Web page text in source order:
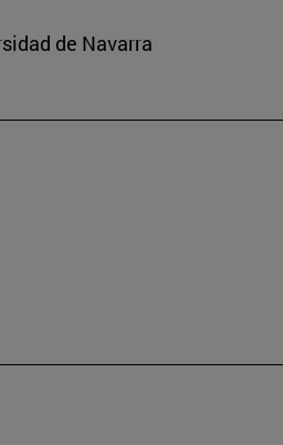
de Navarra